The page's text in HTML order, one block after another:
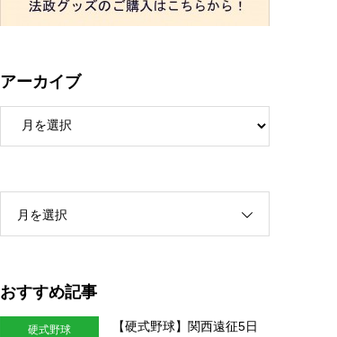
アーカイブ
月を選択
おすすめ記事
硬式野球
【硬式野球】関西遠征5日